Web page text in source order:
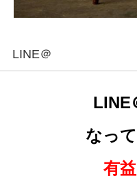
LINE＠
LINE
なっ
有